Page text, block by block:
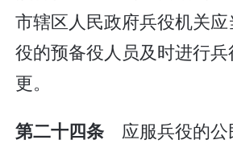
市辖区人民政府兵役机关
役的预备役人员及时进行
更。
第二十四条 应服兵役的